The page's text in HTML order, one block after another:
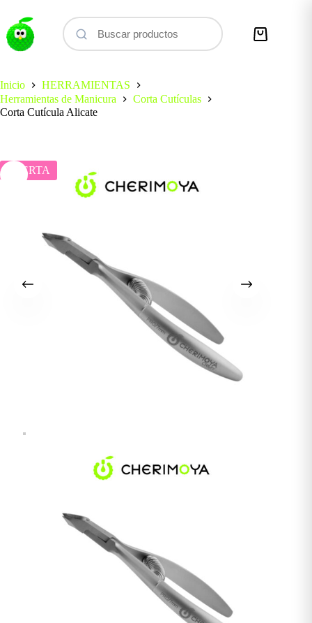
contenido
Carro
Inicio
HERRAMIENTAS
Herramientas de Manicura
Corta Cutículas
Corta Cutícula Alicate
OFERTA